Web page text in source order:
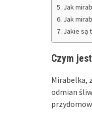
Jak
Jak
Jakie są
Czym
Mirabelka,
odmian